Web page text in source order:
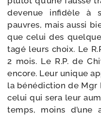
deve­nue infi­dèle à
pauvres, mais aus­si
que celui des
ta­gé leurs choix. Le
2 mois. Le R.P. de
encore. Leur unique
la béné­dic­tion de Mgr
celui qui sera leur
temps, moins d’une